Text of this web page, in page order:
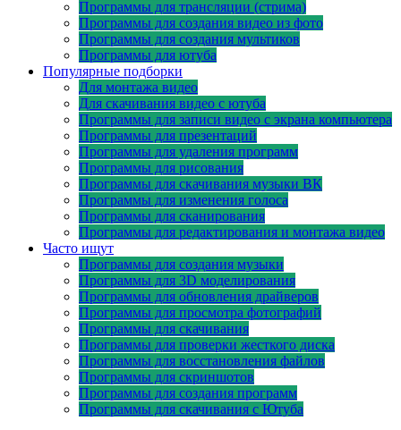
Программы для трансляции (стрима)
Программы для создания видео из фото
Программы для создания мультиков
Программы для ютуба
Популярные подборки
Для монтажа видео
Для скачивания видео с ютуба
Программы для записи видео с экрана компьютера
Программы для презентаций
Программы для удаления программ
Программы для рисования
Программы для скачивания музыки ВК
Программы для изменения голоса
Программы для сканирования
Программы для редактирования и монтажа видео
Часто ищут
Программы для создания музыки
Программы для 3D моделирования
Программы для обновления драйверов
Программы для просмотра фотографий
Программы для скачивания
Программы для проверки жесткого диска
Программы для восстановления файлов
Программы для скриншотов
Программы для создания программ
Программы для скачивания с Ютуба